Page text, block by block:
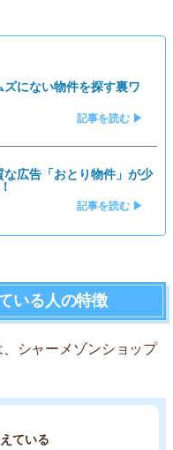
ズにない物件を探す裏ワ
記事を読む ▶
な広告「おとり物件」が少
記事を読む ▶
いる人の特徴
シャーメゾンショップ
ている